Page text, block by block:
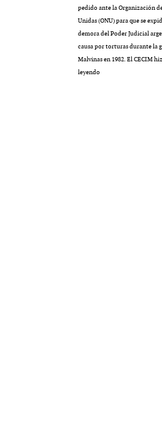
pedido ante la Organización
Unidas (ONU) para que se
demora del Poder Judicial
causa por torturas durante la
Malvinas en 1982. El CECIM
leyendola